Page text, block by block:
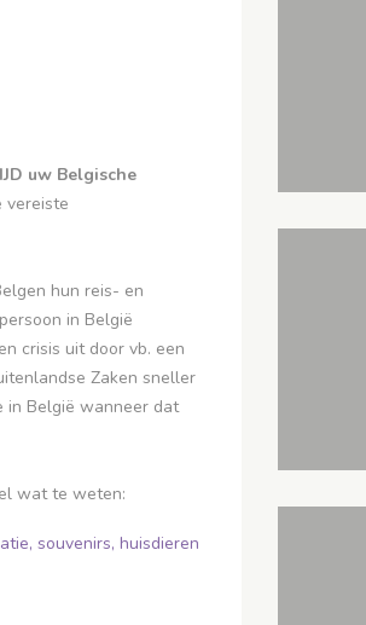
uw Belgische
vereiste
hun reis- en
in België
crisis uit door vb. een
Zaken sneller
in België wanneer dat
wat te weten:
souvenirs, huisdieren